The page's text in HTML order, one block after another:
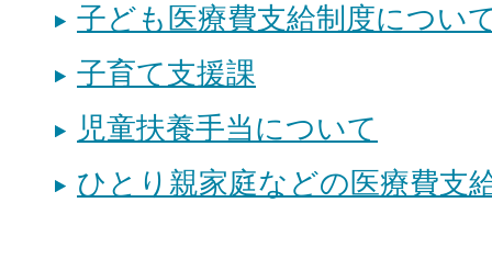
子ども医療費支給制度につい
子育て支援課
児童扶養手当について
ひとり親家庭などの医療費支